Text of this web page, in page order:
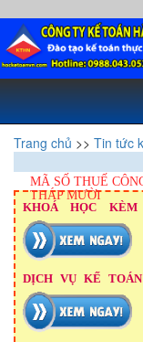
Trang chủ >> Tin tức
MÃ SỐ THUẾ
THÁP MƯỜI
KHOÁ HỌC
DỊCH VỤ KẾ